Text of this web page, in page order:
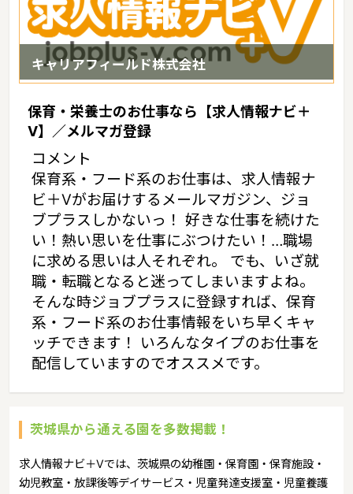
キャリアフィールド株式会社
保育・栄養士のお仕事なら【求人情報ナビ＋
V】／メルマガ登録
コメント
保育系・フード系のお仕事は、求人情報ナ
ビ＋Vがお届けするメールマガジン、ジョ
ブプラスしかないっ！ 好きな仕事を続けた
い！熱い思いを仕事にぶつけたい！…職場
に求める思いは人それぞれ。 でも、いざ就
職・転職となると迷ってしまいますよね。
そんな時ジョブプラスに登録すれば、保育
系・フード系のお仕事情報をいち早くキャ
ッチできます！ いろんなタイプのお仕事を
配信していますのでオススメです。
茨城県から通える園を多数掲載！
求人情報ナビ＋Vでは、茨城県の幼稚園・保育園・保育施設・
幼児教室・放課後等デイサービス・児童発達支援室・児童養護